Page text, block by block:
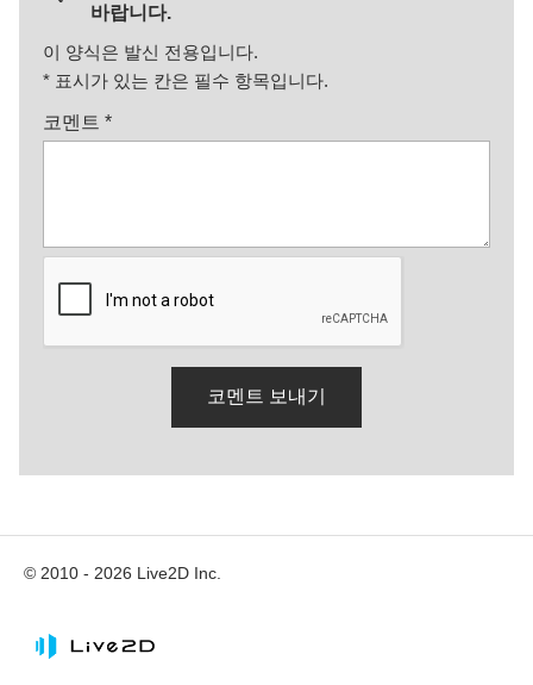
바랍니다.
이 양식은 발신 전용입니다.
* 표시가 있는 칸은 필수 항목입니다.
코멘트 *
© 2010 - 2026 Live2D Inc.